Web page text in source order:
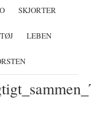
SKJORTER
LEBEN